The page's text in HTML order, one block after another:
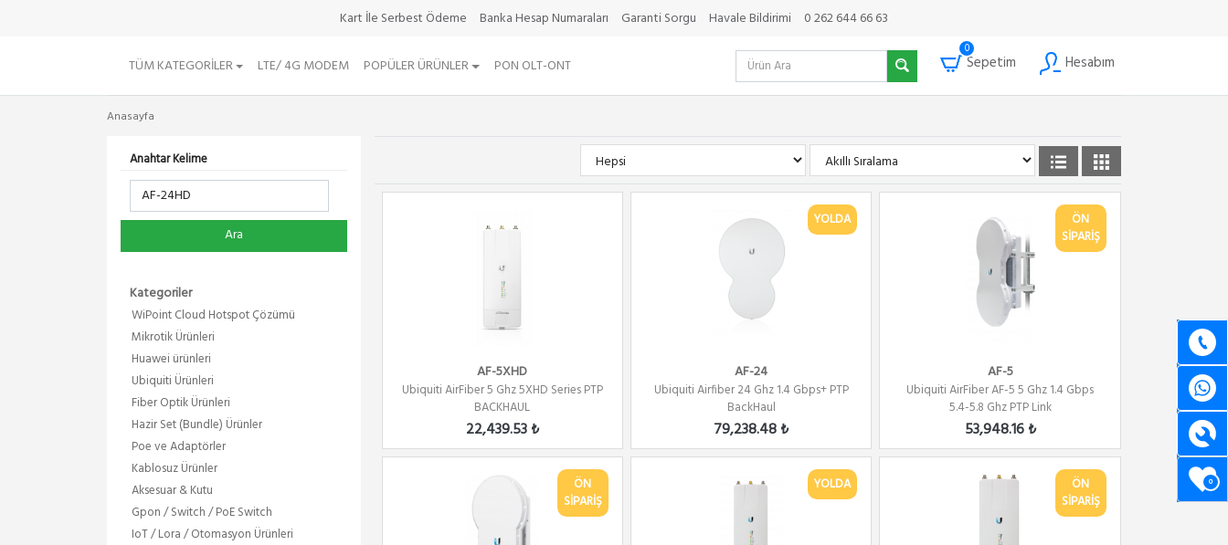
Kart İle Serbest Ödeme Banka Hesap Numaraları Garanti Sorgu Havale Bildirimi 0 262 644 66 63
TÜM KATEGORILER LTE/ 4G MODEM POPÜLER ÜRÜNLER PON OLT-ONT
0
Sepetim Hesabım
0
Anasayfa
Anahtar Kelime
Ara
Kategoriler
WiPoint Cloud Hotspot Çözümü
Mikrotik Ürünleri
Huawei ürünleri
Ubiquiti Ürünleri
Fiber Optik Ürünleri
Hazir Set (Bundle) Ürünler
Poe ve Adaptörler
Kablosuz Ürünler
Aksesuar & Kutu
Gpon / Switch / PoE Switch
IoT / Lora / Otomasyon Ürünleri
AF-5XHD
Ubiquiti AirFiber 5 Ghz 5XHD Series PTP
BACKHAUL
22,439.53 ₺
YOLDA
AF-24
Ubiquiti Airfiber 24 Ghz 1.4 Gbps+ PTP
BackHaul
79,238.48 ₺
ÖN
SİPARİŞ
AF-5
Ubiquiti AirFiber AF-5 5 Ghz 1.4 Gbps
5.4-5.8 Ghz PTP Link
53,948.16 ₺
ÖN
SİPARİŞ
YOLDA
ÖN
SİPARİŞ